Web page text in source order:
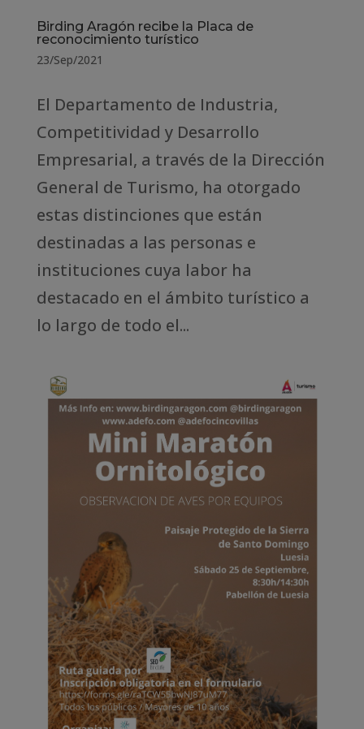
Birding Aragón recibe la Placa de
reconocimiento turístico
23/Sep/2021
El Departamento de Industria,
Competitividad y Desarrollo
Empresarial, a través de la Dirección
General de Turismo, ha otorgado
estas distinciones que están
destinadas a las personas e
instituciones cuya labor ha
destacado en el ámbito turístico a
lo largo de todo el...